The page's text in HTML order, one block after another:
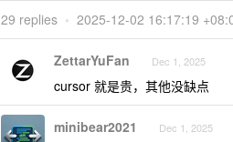
29 replies • 2025-12-02 16:17:19
ZettarYuFan Dec 1, 2025
cursor 就是贵，其他没缺点
minibear2021 Dec 1, 2025